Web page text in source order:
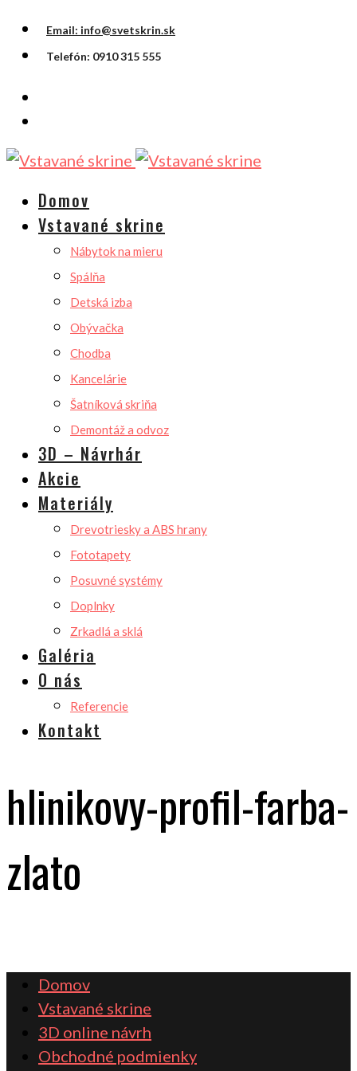
Email: info@svetskrin.sk
Telefón: 0910 315 555
Domov
Vstavané skrine
Nábytok na mieru
Spálňa
Detská izba
Obývačka
Chodba
Kancelárie
Šatníková skriňa
Demontáž a odvoz
3D – Návrhár
Akcie
Materiály
Drevotriesky a ABS hrany
Fototapety
Posuvné systémy
Doplnky
Zrkadlá a sklá
Galéria
O nás
Referencie
Kontakt
hlinikovy-profil-farba-
zlato
Domov
Vstavané skrine
3D online návrh
Obchodné podmienky